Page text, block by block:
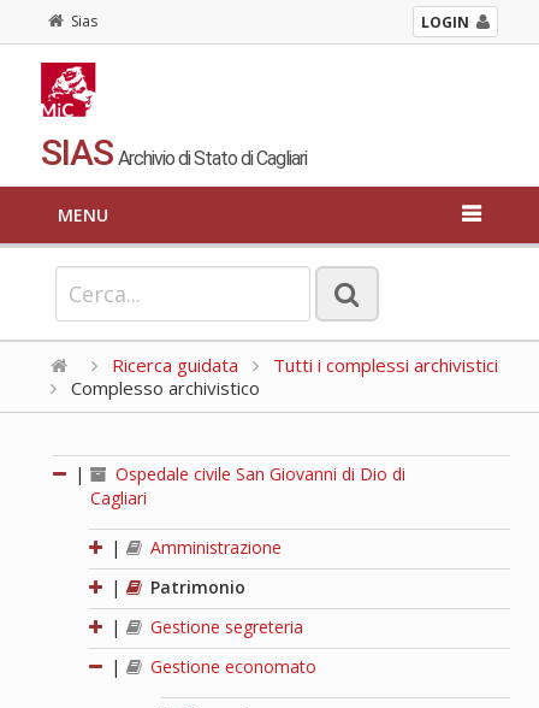
Sias LOGIN
SIAS Archivio di Stato di Cagliari
MENU
Ricerca guidata
Tutti i complessi archivistici
Complesso archivistico
|
Ospedale civile San Giovanni di Dio di
Cagliari
|
Amministrazione
|
Patrimonio
|
Gestione segreteria
|
Gestione economato